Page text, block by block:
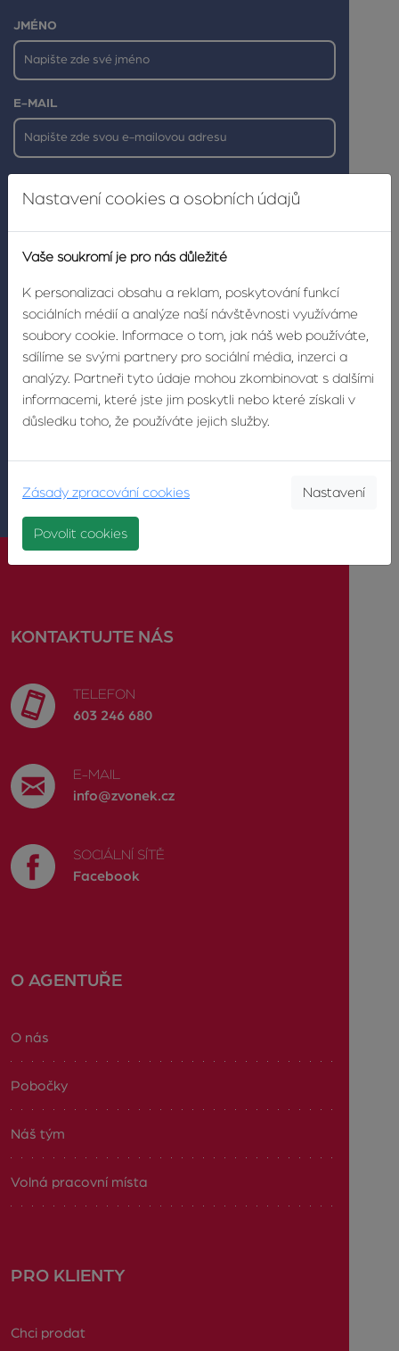
JMÉNO
E-MAIL
KONTAKTUJTE NÁS
TELEFON
603 246 680
E-MAIL
info@zvonek.cz
SOCIÁLNÍ SÍTĚ
Facebook
O AGENTUŘE
O nás
Pobočky
Náš tým
Volná pracovní místa
PRO KLIENTY
Chci prodat
Nastavení cookies a osobních údajů
Vaše soukromí je pro nás důležité
K personalizaci obsahu a reklam, poskytování funkcí
sociálních médií a analýze naší návštěvnosti využíváme
soubory cookie. Informace o tom, jak náš web používáte,
sdílíme se svými partnery pro sociální média, inzerci a
analýzy. Partneři tyto údaje mohou zkombinovat s dalšími
informacemi, které jste jim poskytli nebo které získali v
důsledku toho, že používáte jejich služby.
Zásady zpracování cookies Nastavení
Povolit cookies